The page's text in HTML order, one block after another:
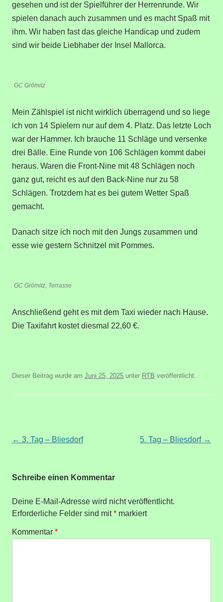
gesehen und ist der Spielführer der Herrenrunde. Wir
spielen danach auch zusammen und es macht Spaß mit
ihm. Wir haben fast das gleiche Handicap und zudem
sind wir beide Liebhaber der Insel Mallorca.
GC Grömitz
Mein Zählspiel ist nicht wirklich überragend und so liege
ich von 14 Spielern nur auf dem 4. Platz. Das letzte Loch
war der Hammer. Ich brauche 11 Schläge und versenke
drei Bälle. Eine Runde von 106 Schlägen kommt dabei
heraus. Waren die Front-Nine mit 48 Schlägen noch
ganz gut, reicht es auf den Back-Nine nur zu 58
Schlägen. Trotzdem hat es bei gutem Wetter Spaß
gemacht.
Danach sitze ich noch mit den Jungs zusammen und
esse wie gestern Schnitzel mit Pommes.
GC Grömitz, Terrasse
Anschließend geht es mit dem Taxi wieder nach Hause.
Die Taxifahrt kostet diesmal 22,60 €.
Dieser Beitrag wurde am Juni 25, 2025 unter RTB veröffentlicht.
Beitragsnavigation
← 3. Tag – Bliesdorf 5. Tag – Bliesdorf →
Schreibe einen Kommentar
Deine E-Mail-Adresse wird nicht veröffentlicht.
Erforderliche Felder sind mit* markiert
Kommentar *